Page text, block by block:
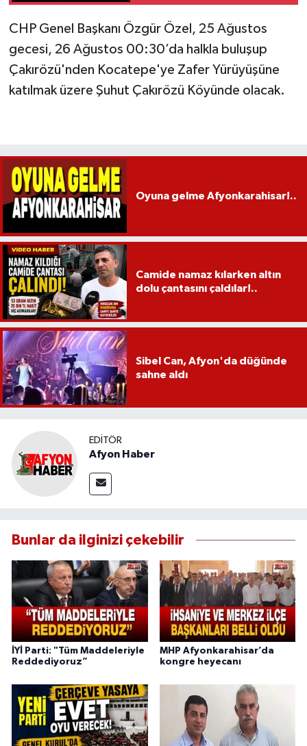
CHP Genel Başkanı Özgür Özel, 25 Ağustos
gecesi, 26 Ağustos 00:30’da halkla buluşup
Çakırözü'nden Kocatepe'ye Zafer Yürüyüşüne
katılmak üzere Şuhut Çakırözü Köyünde olacak.
Oyuna gelme Afyonkarahisar!..
Camide namaz kılarken altın
dolu çantasını çaldılar!..
Sibel Can, Afyon'da düğünde
sahne aldı
EDITÖR
Afyon Haber
Bunlar da ilginizi çekebilir
İYİ Parti: "Tüm Maddeleriyle
Reddediyoruz”
MHP Afyonkarahisar’da
kongre heyecanı